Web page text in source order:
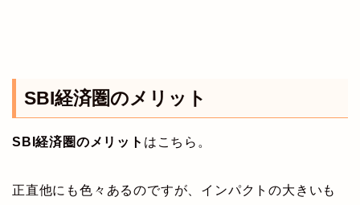
SBI経済圏のメリット
SBI経済圏のメリット はこちら。
正直他にも色々あるのですが、インパクトの大きいも